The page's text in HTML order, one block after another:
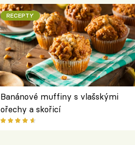
RECEPTY
Banánové muffiny s vlašskými
ořechy a skořicí